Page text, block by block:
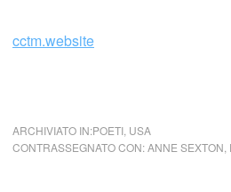
cctm.website
ARCHIVIATO IN:POETI USA
CONTRASSEGNATO CON:ANNE SEXTON